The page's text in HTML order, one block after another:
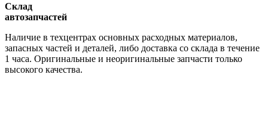
Склад
автозапчастей
Наличие в техцентрах основных расходных материалов,
запасных частей и деталей, либо доставка со склада в течение
1 часа. Оригинальные и неоригинальные запчасти только
высокого качества.